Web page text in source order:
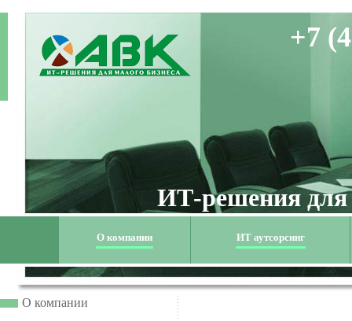
+7
ИТ-решения для
О компании ИТ аутсорсинг
О компании